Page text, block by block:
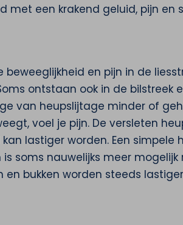
met een krakend geluid, pijn en
en pijn in de
ontstaan ook in de bilstreek
van heupslijtage minder of
voel je pijn. De versleten
lastiger worden. Een simpele
soms nauwelijks meer mogelijk
bukken worden steeds